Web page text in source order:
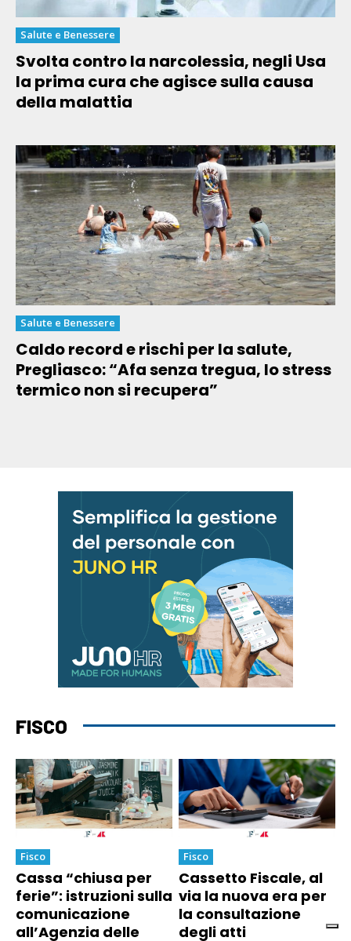
Salute e Benessere
Svolta contro la narcolessia, negli Usa
la prima cura che agisce sulla causa
della malattia
Salute e Benessere
Caldo record e rischi per la salute,
Pregliasco: “Afa senza tregua, lo stress
termico non si recupera”
FISCO
Fisco
Cassa “chiusa per
ferie”: istruzioni sulla
comunicazione
all’Agenzia delle
Fisco
Cassetto Fiscale, al
via la nuova era per
la consultazione
degli atti